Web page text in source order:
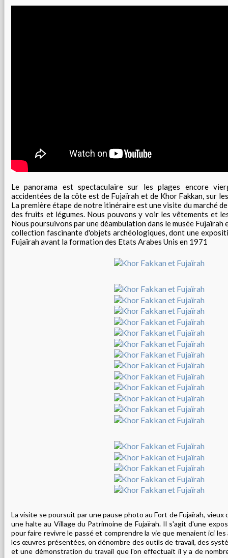
Le panorama est spectaculaire sur les plages encore
accidentées de la côte est de Fujaïrah et de Khor Fakkan, sur
La première étape de notre itinéraire est une visite du marché
des fruits et légumes. Nous pouvons y voir les vêtements et
Nous poursuivons par une déambulation dans le musée Fujaïrah
collection fascinante d'objets archéologiques, dont une
Fujaïrah avant la formation des Etats Arabes Unis en 1971
La visite se poursuit par une pause photo au Fort de Fujaïrah, vieux
une halte au Village du Patrimoine de Fujaïrah. Il s'agit d'une
pour faire revivre le passé et comprendre la vie que menaient ici
les œuvres présentées, on dénombre des outils de travail, des
et une démonstration du travail que l'on effectuait il y a de